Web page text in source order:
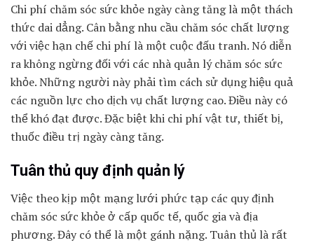
Chi phí chăm sóc sức khỏe ngày càng tăng là một thách
thức dai dẳng. Cân bằng nhu cầu chăm sóc chất lượng
với việc hạn chế chi phí là một cuộc đấu tranh. Nó diễn
ra không ngừng đối với các nhà quản lý chăm sóc sức
khỏe. Những người này phải tìm cách sử dụng hiệu quả
các nguồn lực cho dịch vụ chất lượng cao. Điều này có
thể khó đạt được. Đặc biệt khi chi phí vật tư, thiết bị,
thuốc điều trị ngày càng tăng.
Tuân thủ quy định quản lý
Việc theo kịp một mạng lưới phức tạp các quy định
chăm sóc sức khỏe ở cấp quốc tế, quốc gia và địa
phương. Đây có thể là một gánh nặng. Tuân thủ là rất